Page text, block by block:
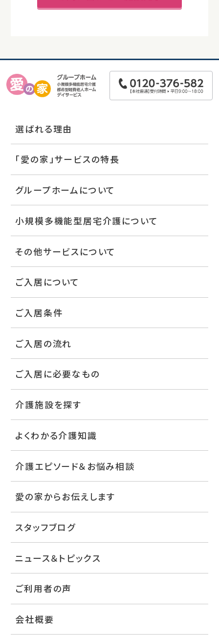
選ばれる理由
「愛の家」サービスの特長
グループホームについて
小規模多機能型居宅介護について
その他サービスについて
ご入居について
ご入居条件
ご入居の流れ
ご入居に必要なもの
介護施設を探す
よくわかる介護知識
介護エピソード＆お悩み相談
愛の家からお伝えします
スタッフブログ
ニュース＆トピックス
ご利用者の声
会社概要